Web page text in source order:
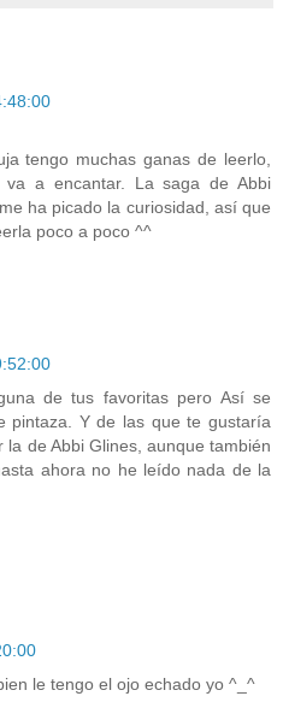
tengo muchas ganas de leerlo,
a encantar. La saga de Abbi
ha picado la curiosidad, así que
poco a poco ^^
de tus favoritas pero Así se
pintaza. Y de las que te gustaría
la de Abbi Glines, aunque también
ahora no he leído nada de la
le tengo el ojo echado yo ^_^